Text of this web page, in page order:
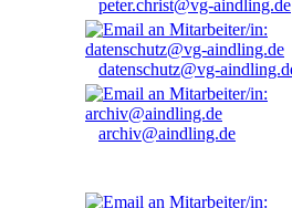
peter.christ@vg-aindling.de
datenschutz@vg-
archiv@aindling.de